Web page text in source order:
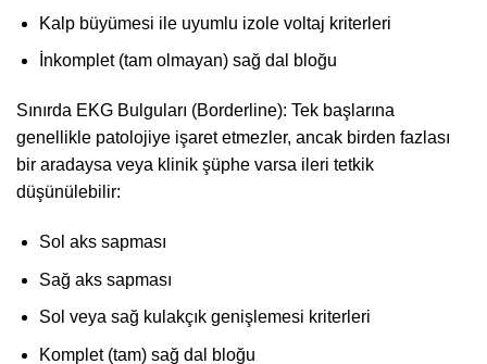
Kalp büyümesi ile uyumlu izole voltaj kriterleri
İnkomplet (tam olmayan) sağ dal bloğu
Sınırda EKG Bulguları (Borderline): Tek başlarına
genellikle patolojiye işaret etmezler, ancak birden fazlası
bir aradaysa veya klinik şüphe varsa ileri tetkik
düşünülebilir:
Sol aks sapması
Sağ aks sapması
Sol veya sağ kulakçık genişlemesi kriterleri
Komplet (tam) sağ dal bloğu